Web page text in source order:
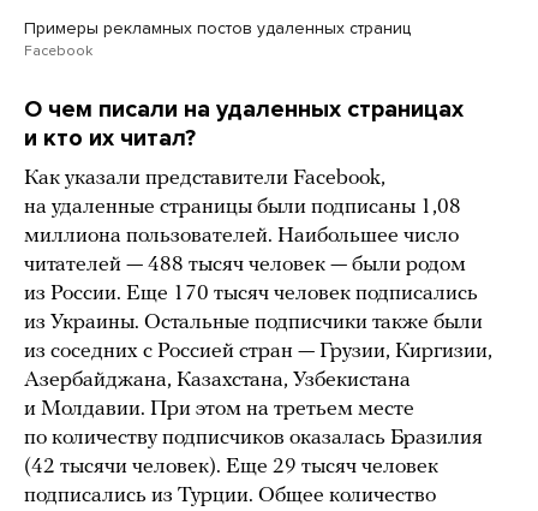
Примеры рекламных постов удаленных страниц
Facebook
О чем писали на удаленных страницах
и кто их читал?
Как указали представители Facebook,
на удаленные страницы были подписаны 1,08
миллиона пользователей. Наибольшее число
читателей — 488 тысяч человек — были родом
из России. Еще 170 тысяч человек подписались
из Украины. Остальные подписчики также были
из соседних с Россией стран — Грузии, Киргизии,
Азербайджана, Казахстана, Узбекистана
и Молдавии. При этом на третьем месте
по количеству подписчиков оказалась Бразилия
(42 тысячи человек). Еще 29 тысяч человек
подписались из Турции. Общее количество